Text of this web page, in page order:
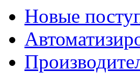
Новые